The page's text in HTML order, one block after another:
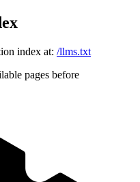
index at: /llms.txt
pages before